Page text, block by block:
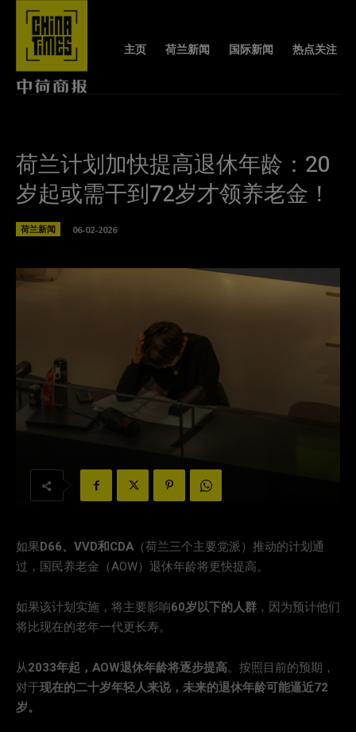
主页 荷兰新闻 国际新闻 热点关注
荷兰计划加快提高退休年龄：20
岁起或需干到72岁才领养老金！
荷兰新闻 06-02-2026
如果D66、VVD和CDA （荷兰三个主要党派）推动的计划通
过，国民养老金（AOW）退休年龄将更快提高。
如果该计划实施，将主要影响60岁以下的人群 ，因为预计他们
将比现在的老年一代更长寿。
从2033年起，AOW退休年龄将逐步提高。按照目前的预期，
对于现在的二十岁年轻人来说，未来的退休年龄可能逼近72
岁。